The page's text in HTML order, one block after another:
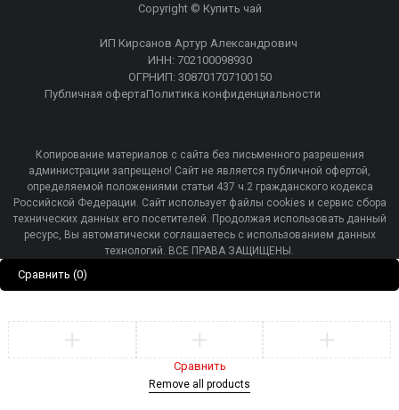
Copyright © Купить чай
ИП Кирсанов Артур Александрович
ИНН: 702100098930
ОГРНИП: 308701707100150
Публичная офертаПолитика конфиденциальности
Копирование материалов с сайта без письменного разрешения
администрации запрещено! Сайт не является публичной офертой,
определяемой положениями статьи 437 ч.2 гражданского кодекса
Российской Федерации. Сайт использует файлы cookies и сервис сбора
технических данных его посетителей. Продолжая использовать данный
ресурс, Вы автоматически соглашаетесь с использованием данных
технологий. ВСЕ ПРАВА ЗАЩИЩЕНЫ.
Сравнить (0)
Сравнить
Remove all products